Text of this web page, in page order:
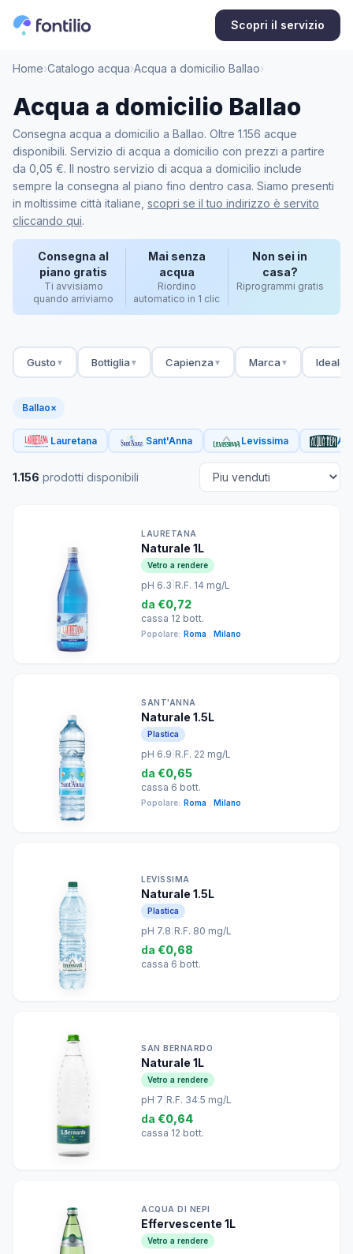
Scopri il servizio
Home›Catalogo acqua›Acqua a domicilio Ballao›
Acqua a domicilio Ballao
Consegna acqua a domicilio a Ballao. Oltre 1.156 acque
disponibili. Servizio di acqua a domicilio con prezzi a partire
da 0,05 €. Il nostro servizio di acqua a domicilio include
sempre la consegna al piano fino dentro casa. Siamo presenti
in moltissime città italiane, scopri se il tuo indirizzo è servito
cliccando qui.
Consegna al
piano gratis
Ti avvisiamo
quando arriviamo
Mai senza
acqua
Riordino
automatico in 1 clic
Non sei in
casa?
Riprogrammi gratis
Gusto ▼ Bottiglia ▼ Capienza ▼ Marca ▼ Ideale
Ballao×
Lauretana Sant'Anna Levissima
1.156 prodotti disponibili
LAURETANA
Naturale 1L
Vetro a rendere
pH 6.3 R.F. 14 mg/L
da €0,72
cassa 12 bott.
Popolare: Roma Milano
SANT'ANNA
Naturale 1.5L
Plastica
pH 6.9 R.F. 22 mg/L
da €0,65
cassa 6 bott.
Popolare: Roma Milano
LEVISSIMA
Naturale 1.5L
Plastica
pH 7.8 R.F. 80 mg/L
da €0,68
cassa 6 bott.
SAN BERNARDO
Naturale 1L
Vetro a rendere
pH 7 R.F. 34.5 mg/L
da €0,64
cassa 12 bott.
ACQUA DI NEPI
Effervescente 1L
Vetro a rendere